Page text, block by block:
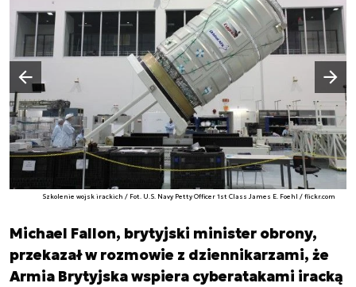
Szkolenie wojsk irackich / Fot. U.S. Navy Petty Officer 1st Class James E. Foehl / flickr.com
Poprzedni slajd
Następny slajd
Michael Fallon, brytyjski minister obrony,
przekazał w rozmowie z dziennikarzami, że
Armia Brytyjska wspiera cyberatakami iracką